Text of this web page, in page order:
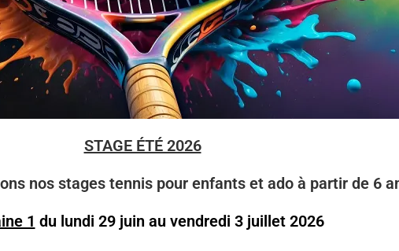
STAGE ÉTÉ 2026
nos stages tennis pour enfants et ado à partir de 6
1 du lundi 29 juin au vendredi 3 juillet 2026